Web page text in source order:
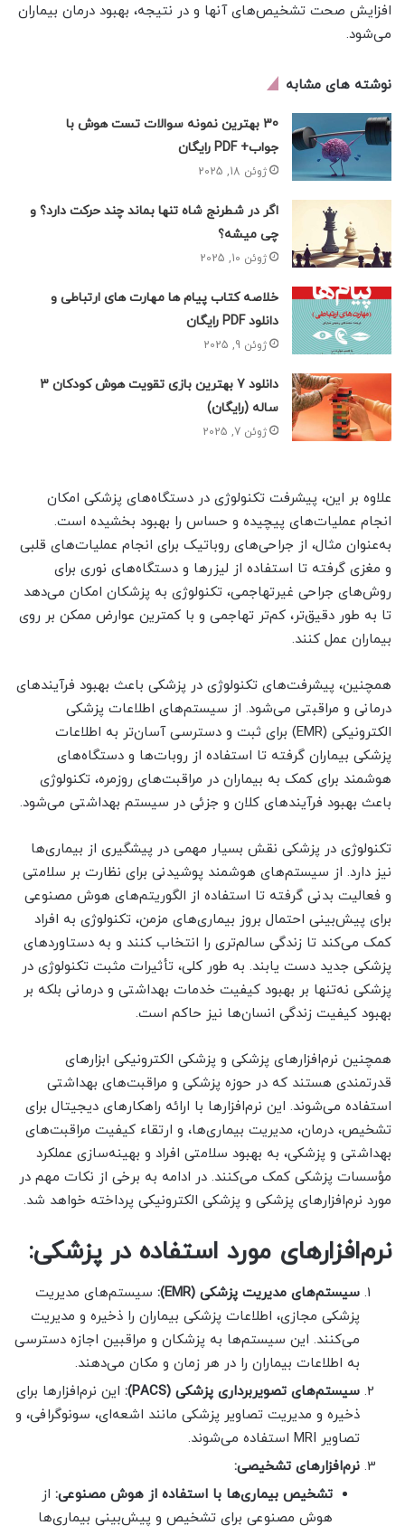
افزایش صحت تشخیص‌های آنها و در نتیجه، بهبود درمان بیماران
می‌شود.
نوشته های مشابه
30 بهترین نمونه سوالات تست هوش با
جواب+ PDF رایگان
ژوئن 18, 2025
اگر در شطرنج شاه تنها بماند چند حرکت دارد؟ و
چی میشه؟
ژوئن 10, 2025
خلاصه کتاب پیام ها مهارت های ارتباطی و
دانلود PDF رایگان
ژوئن 9, 2025
دانلود 7 بهترین بازی تقویت هوش کودکان 3
ساله (رایگان)
ژوئن 7, 2025
علاوه بر این، پیشرفت تکنولوژی در دستگاه‌های پزشکی امکان
انجام عملیات‌های پیچیده و حساس را بهبود بخشیده است.
به‌عنوان مثال، از جراحی‌های روباتیک برای انجام عملیات‌های قلبی
و مغزی گرفته تا استفاده از لیزرها و دستگاه‌های نوری برای
روش‌های جراحی غیرتهاجمی، تکنولوژی به پزشکان امکان می‌دهد
تا به طور دقیق‌تر، کم‌تر تهاجمی و با کمترین عوارض ممکن بر روی
بیماران عمل کنند.
همچنین، پیشرفت‌های تکنولوژی در پزشکی باعث بهبود فرآیند‌های
درمانی و مراقبتی می‌شود. از سیستم‌های اطلاعات پزشکی
الکترونیکی (EMR) برای ثبت و دسترسی آسان‌تر به اطلاعات
پزشکی بیماران گرفته تا استفاده از روبات‌ها و دستگاه‌های
هوشمند برای کمک به بیماران در مراقبت‌های روزمره، تکنولوژی
باعث بهبود فرآیندهای کلان و جزئی در سیستم بهداشتی می‌شود.
تکنولوژی در پزشکی نقش بسیار مهمی در پیشگیری از بیماری‌ها
نیز دارد. از سیستم‌های هوشمند پوشیدنی برای نظارت بر سلامتی
و فعالیت بدنی گرفته تا استفاده از الگوریتم‌های هوش مصنوعی
برای پیش‌بینی احتمال بروز بیماری‌های مزمن، تکنولوژی به افراد
کمک می‌کند تا زندگی سالم‌تری را انتخاب کنند و به دستاوردهای
پزشکی جدید دست یابند. به طور کلی، تأثیرات مثبت تکنولوژی در
پزشکی نه‌تنها بر بهبود کیفیت خدمات بهداشتی و درمانی بلکه بر
بهبود کیفیت زندگی انسان‌ها نیز حاکم است.
همچنین نرم‌افزارهای پزشکی و پزشکی الکترونیکی ابزارهای
قدرتمندی هستند که در حوزه پزشکی و مراقبت‌های بهداشتی
استفاده می‌شوند. این نرم‌افزارها با ارائه راهکارهای دیجیتال برای
تشخیص، درمان، مدیریت بیماری‌ها، و ارتقاء کیفیت مراقبت‌های
بهداشتی و پزشکی، به بهبود سلامتی افراد و بهینه‌سازی عملکرد
مؤسسات پزشکی کمک می‌کنند. در ادامه به برخی از نکات مهم در
مورد نرم‌افزارهای پزشکی و پزشکی الکترونیکی پرداخته خواهد شد.
نرم‌افزارهای مورد استفاده در پزشکی:
سیستم‌های مدیریت پزشکی (EMR):
سیستم‌های مدیریت
پزشکی مجازی، اطلاعات پزشکی بیماران را ذخیره و مدیریت
می‌کنند. این سیستم‌ها به پزشکان و مراقبین اجازه دسترسی
به اطلاعات بیماران را در هر زمان و مکان می‌دهند.
سیستم‌های تصویربرداری پزشکی (PACS):
این نرم‌افزارها برای
ذخیره و مدیریت تصاویر پزشکی مانند اشعه‌ای، سونوگرافی، و
تصاویر MRI استفاده می‌شوند.
نرم‌افزارهای تشخیصی:
تشخیص بیماری‌ها با استفاده از هوش مصنوعی: از
هوش مصنوعی برای تشخیص و پیش‌بینی بیماری‌ها